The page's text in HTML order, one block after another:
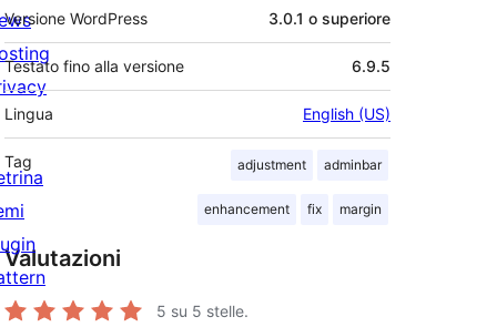
Versione WordPress 3.0.1 o superiore
Testato fino alla versione 6.9.5
Lingua English (US)
Tag adjustment adminbar
enhancement fix margin
Valutazioni
5 su 5 stelle.